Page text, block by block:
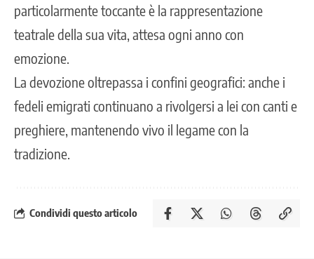
particolarmente toccante è la rappresentazione
teatrale della sua vita, attesa ogni anno con
emozione.
La devozione oltrepassa i confini geografici: anche i
fedeli emigrati continuano a rivolgersi a lei con canti e
preghiere, mantenendo vivo il legame con la
tradizione.
Condividi questo articolo